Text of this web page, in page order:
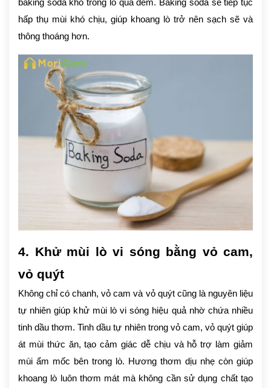
baking soda khô trong lò qua đêm. Baking soda sẽ tiếp tục
hấp thụ mùi khó chịu, giúp khoang lò trở nên sạch sẽ và
thông thoáng hơn.
4. Khử mùi lò vi sóng bằng vỏ cam,
vỏ quýt
Không chỉ có chanh, vỏ cam và vỏ quýt cũng là nguyên liệu
tự nhiên giúp khử mùi lò vi sóng hiệu quả nhờ chứa nhiều
tinh dầu thơm. Tinh dầu tự nhiên trong vỏ cam, vỏ quýt giúp
át mùi thức ăn, tạo cảm giác dễ chịu và hỗ trợ làm giảm
mùi ẩm mốc bên trong lò. Hương thơm dịu nhẹ còn giúp
khoang lò luôn thơm mát mà không cần sử dụng chất tạo